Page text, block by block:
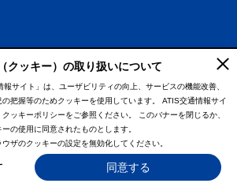
ー
表記
て
Co.,Ltd. All Rights Reserved.
クッキー）の取り扱いについて
サイト」は、ユーザビリティの向上、サービスの機能改善、
把握等のためクッキーを使用しています。
ATIS交通情報サイ
ッキーポリシーをご参照ください。
このバナーを閉じるか、
の使用に同意されたものとします。
ザのクッキーの設定を無効化してください。
同意する